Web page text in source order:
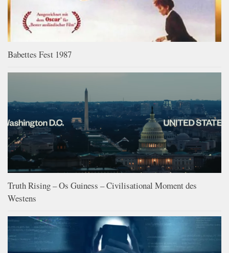
Babettes Fest 1987
Truth Rising – Os Guiness – Civilisational Moment des
Westens